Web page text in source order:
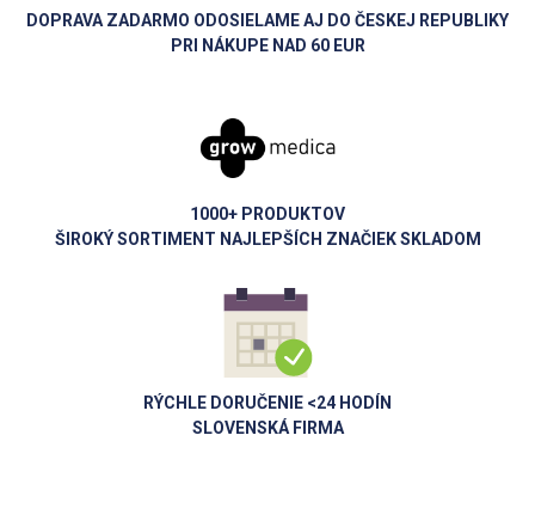
DOPRAVA ZADARMO ODOSIELAME AJ DO ČESKEJ REPUBLIKY
PRI NÁKUPE NAD 60 EUR
1000+ PRODUKTOV
ŠIROKÝ SORTIMENT NAJLEPŠÍCH ZNAČIEK SKLADOM
RÝCHLE DORUČENIE <24 HODÍN
SLOVENSKÁ FIRMA